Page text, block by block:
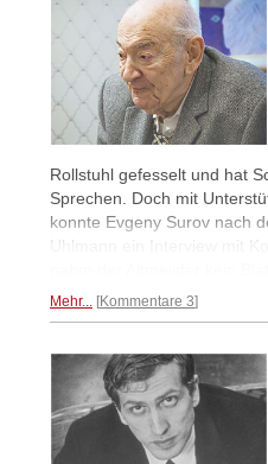
Rollstuhl gefesselt und hat
Sprechen. Doch mit
konnte Evgeny Surov nach
Uhlmann ein Interview mit
Mehr... Kommentare 3